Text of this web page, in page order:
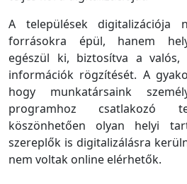
A települések digitalizációja
forrásokra épül, hanem
egészül ki, biztosítva a valós,
információk rögzítését. A
hogy munkatársaink
programhoz csatlakozó
köszönhetően olyan helyi
szereplők is digitalizálásra
nem voltak online elérhetők.